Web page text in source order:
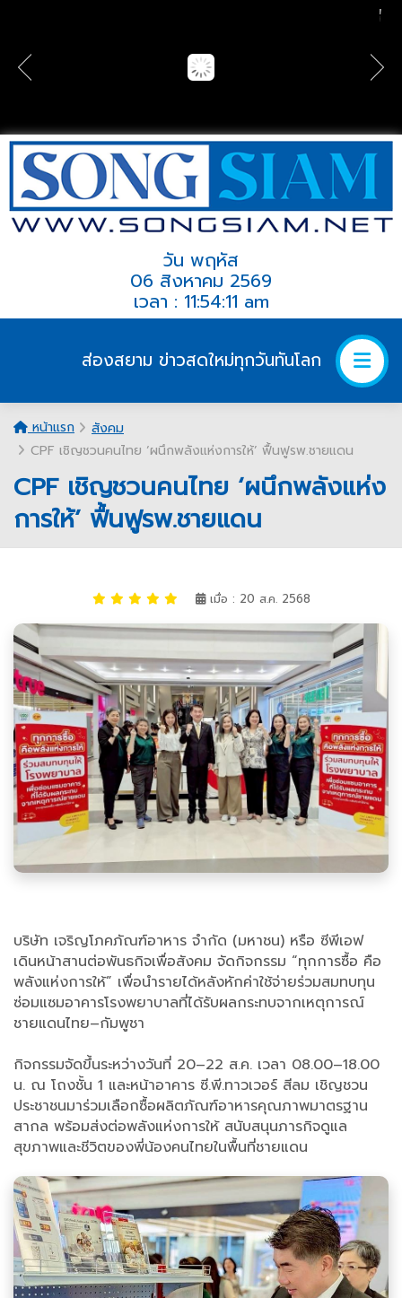
วัน พฤหัส
06 สิงหาคม 2569
เวลา : 11:54:11 am
ส่องสยาม ข่าวสดใหม่ทุกวันทันโลก
หน้าแรก
สังคม
CPF เชิญชวนคนไทย ‘ผนึกพลังแห่งการให้’ ฟื้นฟูรพ.ชายแดน
CPF เชิญชวนคนไทย ‘ผนึกพลังแห่ง
การให้’ ฟื้นฟูรพ.ชายแดน
เมื่อ : 20 ส.ค. 2568
บริษัท เจริญโภคภัณฑ์อาหาร จำกัด (มหาชน) หรือ ซีพีเอฟ
เดินหน้าสานต่อพันธกิจเพื่อสังคม จัดกิจกรรม “ทุกการซื้อ คือ
พลังแห่งการให้” เพื่อนำรายได้หลังหักค่าใช้จ่ายร่วมสมทบทุน
ซ่อมแซมอาคารโรงพยาบาลที่ได้รับผลกระทบจากเหตุการณ์
ชายแดนไทย–กัมพูชา
กิจกรรมจัดขึ้นระหว่างวันที่ 20–22 ส.ค. เวลา 08.00–18.00
น. ณ โถงชั้น 1 และหน้าอาคาร ซี.พี.ทาวเวอร์ สีลม เชิญชวน
ประชาชนมาร่วมเลือกซื้อผลิตภัณฑ์อาหารคุณภาพมาตรฐาน
สากล พร้อมส่งต่อพลังแห่งการให้ สนับสนุนภารกิจดูแล
สุขภาพและชีวิตของพี่น้องคนไทยในพื้นที่ชายแดน